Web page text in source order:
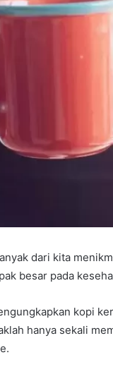
dari kita
besar pada
kopi
hanya sekali